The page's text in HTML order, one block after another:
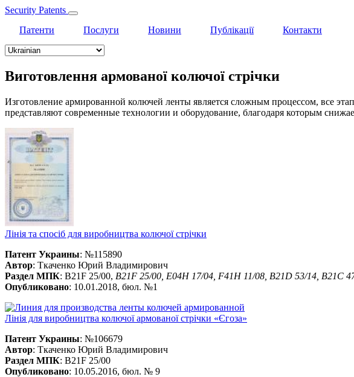
Security Patents
Патенти
Послуги Новини Публікації
Контакти
Select
language
Виготовлення армованої колючої стрічки
Изготовление армированной колючей ленты является сложным процессом, все
представляют современные технологии и оборудование, благодаря которым
Лінія та спосіб для виробництва колючої стрічки
Патент Украины: №115890
Автор: Ткаченко Юрий Владимирович
Раздел МПК: B21F 25/00, B21F 25/00, E04H 17/04, F41H 11/08, B21D 53/14, B21C
Опубликовано: 10.01.2018, бюл. №1
Лінія для виробництва колючої армованої стрічки «Єгоза»
Патент Украины: №106679
Автор: Ткаченко Юрий Владимирович
Раздел МПК: B21F 25/00
Опубликовано: 10.05.2016, бюл. № 9